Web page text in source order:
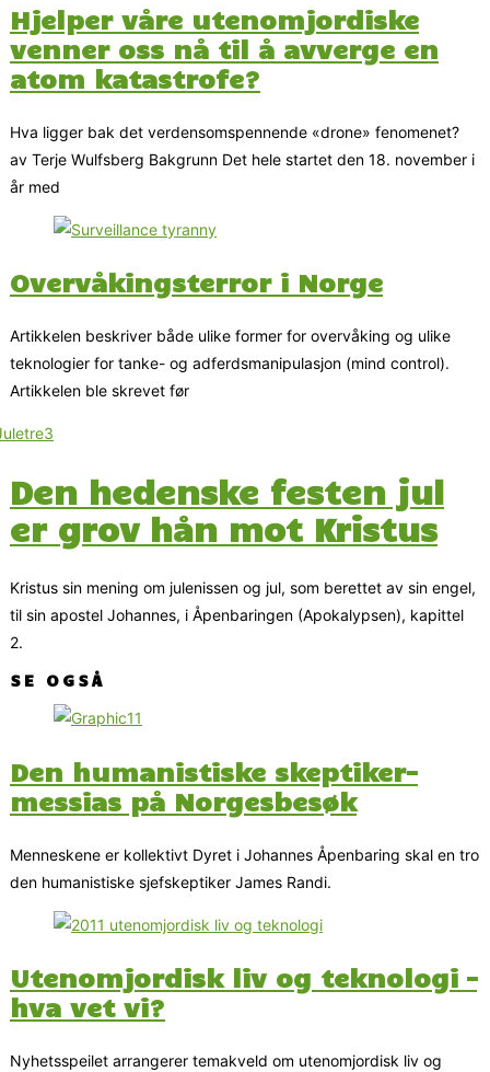
Hjelper våre utenomjordiske
venner oss nå til å avverge en
atom katastrofe?
Hva ligger bak det verdensomspennende «drone» fenomenet?
av Terje Wulfsberg Bakgrunn Det hele startet den 18. november i
år med
Overvåkingsterror i Norge
Artikkelen beskriver både ulike former for overvåking og ulike
teknologier for tanke- og adferdsmanipulasjon (mind control).
Artikkelen ble skrevet før
Den hedenske festen jul
er grov hån mot Kristus
Kristus sin mening om julenissen og jul, som berettet av sin engel,
til sin apostel Johannes, i Åpenbaringen (Apokalypsen), kapittel
2.
SE OGSÅ
Den humanistiske skeptiker-
messias på Norgesbesøk
Menneskene er kollektivt Dyret i Johannes Åpenbaring skal en tro
den humanistiske sjefskeptiker James Randi.
Utenomjordisk liv og teknologi –
hva vet vi?
Nyhetsspeilet arrangerer temakveld om utenomjordisk liv og